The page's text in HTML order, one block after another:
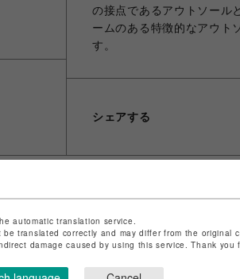
の接点であるアウトソール
ームのある特徴的なアウト
す。
シェアする
FLASH
automatic translation service.
translated correctly and may differ from the original
damage caused by using this service. Thank you